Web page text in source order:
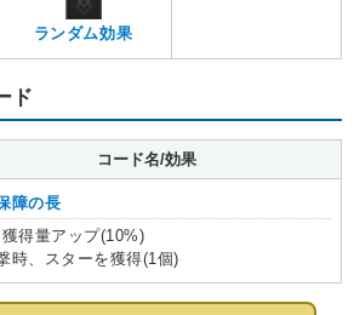
ランダム効果
ド
コード名/効果
障の長
獲得量アップ(10%)
時、スターを獲得(1個)